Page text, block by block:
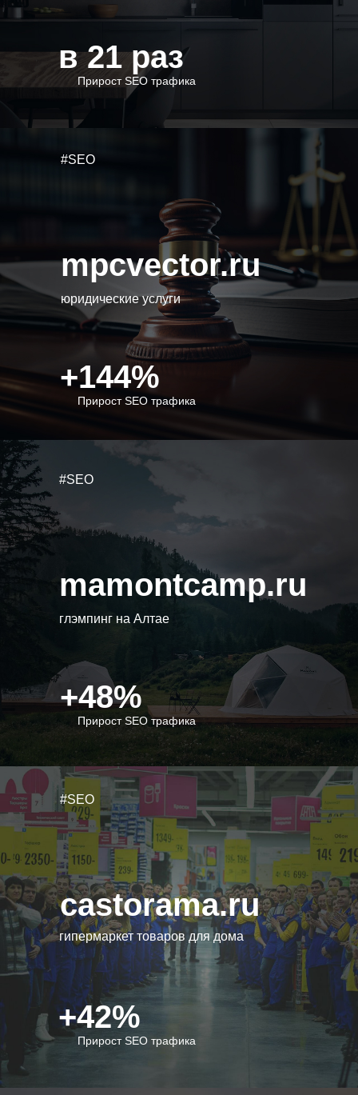
в 21 раз
Прирост SEO трафика
mpcvector.ru
#SEO
Прирост SEO трафика
+144%
mamontcamp.ru
#SEO
Прирост SEO трафика
+48%
юридические услуги
глэмпинг на Алтае
+42%
Прирост SEO трафика
castorama.ru
#SEO
гипермаркет товаров для дома